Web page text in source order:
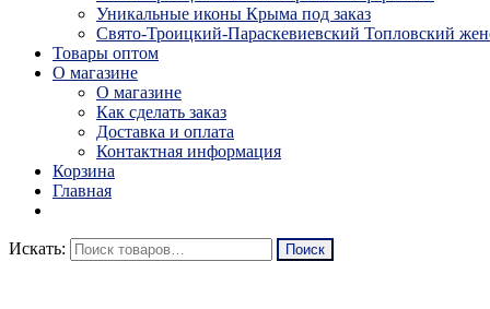
Уникальные иконы Крыма под заказ
Свято-Троицкий-Параскевиевский Топловский
Товары оптом
О магазине
О магазине
Как сделать заказ
Доставка и оплата
Контактная информация
Корзина
Главная
Искать: